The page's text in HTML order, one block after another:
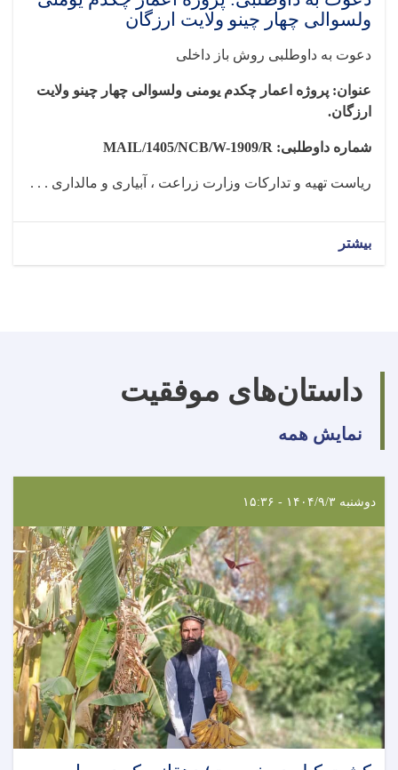
ولسوالی چهار چینو ولایت ارزگان
دعوت به داوطلبی روش باز داخلی
عنوان: پروژه اعمار چکدم یومنی ولسوالی چهار چینو ولایت
ارزگان.
شماره داوطلبی: MAIL/1405/NCB/W-1909/R
ریاست تهیه و تدارکات وزارت زراعت ، آبیاری و مالداری . . .
بیشتر
داستان‌های موفقیت
نمایش همه
دوشنبه ۱۴۰۴/۹/۳ - ۱۵:۳۶